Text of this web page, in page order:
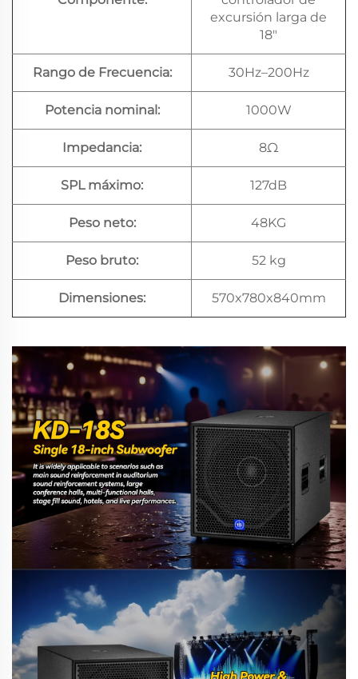
excursión larga de
18"
Rango de Frecuencia: 30Hz–200Hz
Potencia nominal: 1000W
Impedancia: 8Ω
SPL máximo: 127dB
Peso neto: 48KG
Peso bruto: 52 kg
Dimensiones: 570x780x840mm